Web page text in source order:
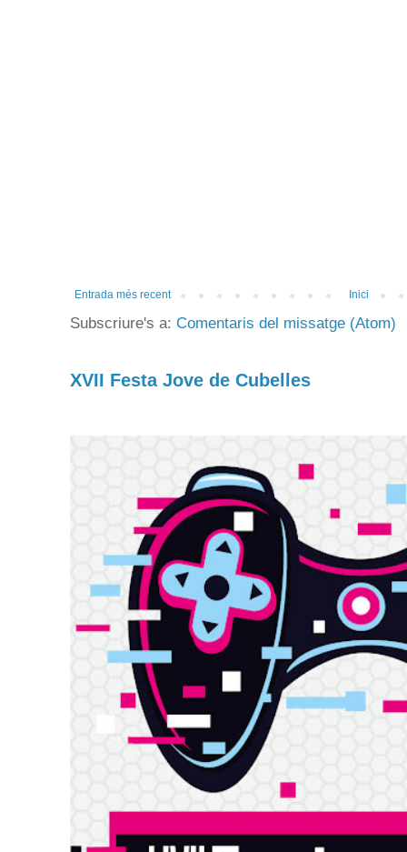
Entrada més recent Inici
Subscriure's a: Comentaris del missatge (Atom)
XVII Festa Jove de Cubelles